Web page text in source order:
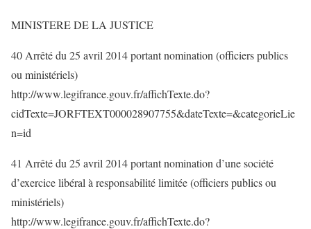
MINISTERE DE LA JUSTICE
40 Arrêté du 25 avril 2014 portant nomination (officiers publics
ou ministériels)
http://www.legifrance.gouv.fr/affichTexte.do?
cidTexte=JORFTEXT000028907755&dateTexte=&categorieLie
n=id
41 Arrêté du 25 avril 2014 portant nomination d’une société
d’exercice libéral à responsabilité limitée (officiers publics ou
ministériels)
http://www.legifrance.gouv.fr/affichTexte.do?